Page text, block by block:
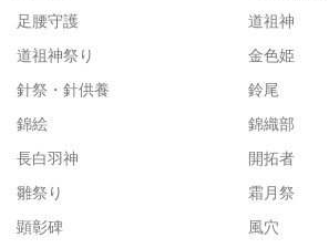
足腰守護
道祖神
道祖神祭り
金色姫
針祭・針供養
鈴尾
錦絵
錦織部
長白羽神
開拓者
雛祭り
霜月祭
顕彰碑
風穴